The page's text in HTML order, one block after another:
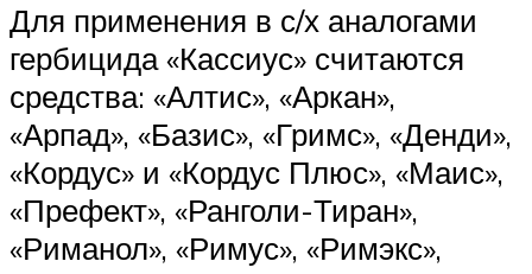
Для применения в с/х аналогами
гербицида «Кассиус» считаются
средства: «Алтис», «Аркан»,
«Арпад», «Базис», «Гримс», «Денди»,
«Кордус» и «Кордус Плюс», «Маис»,
«Префект», «Ранголи-Тиран»,
«Риманол», «Римус», «Римэкс»,